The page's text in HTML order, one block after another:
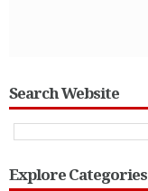
Search Website
Explore Categories